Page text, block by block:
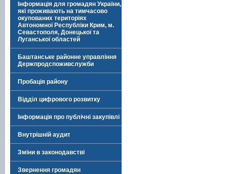
Інформація для громадян України,
які проживають на тимчасово
окупованих територіях
Автономної Республіки Крим, м.
Севастополя, Донецької та
Луганської областей
Баштанське районне управління
Держпродспоживслужби
Пробація району
Відділ цифрового розвитку
Інформація про публічні закупівлі
Внутрішній аудит
Зміни в законодавстві
Звернення громадян